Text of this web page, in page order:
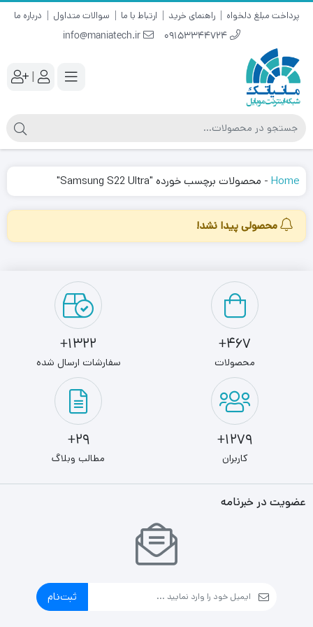
پرداخت مبلغ دلخواه راهنمای خرید ارتباط با ما سوالات متداول درباره ما
09153344724
info@maniatech.ir
|
Home
- محصولات برچسب خورده "Samsung S22 Ultra"
محصولی پیدا نشد!
467+
محصولات
1322+
سفارشات ارسال شده
1279+
کاربران
29+
مطالب وبلاگ
عضویت در خبرنامه
ثبت‌نام